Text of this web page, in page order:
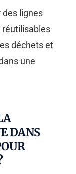
des lignes
réutilisables
déchets et
une
DANS